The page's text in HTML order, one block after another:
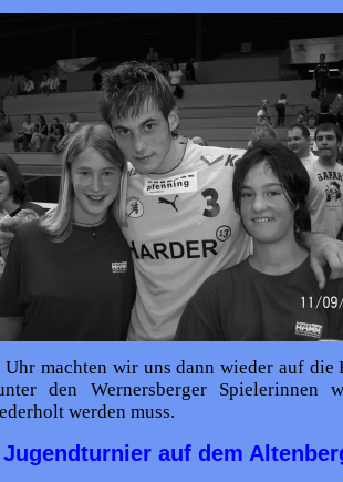
Uhr machten wir uns dann wieder auf die
den Wernersberger Spielerinnen
werden muss.
Jugendturnier auf dem